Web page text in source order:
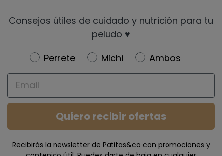
Consejos útiles de cuidado y nutrición para tu
peludo ♥️
Newsletter
Perrete Michi
Ambos
Email
Quiero recibir ofertas
Recibirás la newsletter de Patitas&co con promociones y